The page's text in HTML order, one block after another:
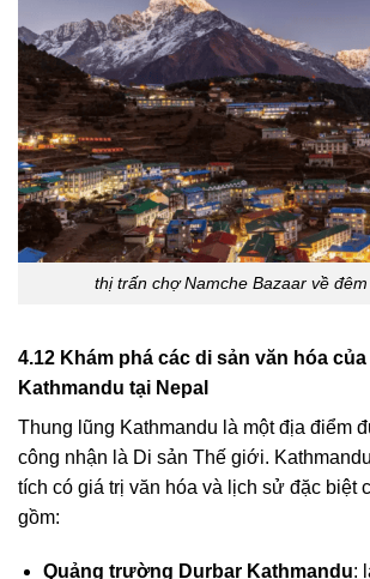
thị trấn chợ Namche Bazaar về
4.12 Khám phá các di sản văn hóa
Kathmandu tại Nepal
Thung lũng Kathmandu là một địa điểm
công nhận là Di sản Thế giới.
tích có giá trị văn hóa và lịch sử đặc biệt
gồm:
Quảng trường Durbar Kathmandu: